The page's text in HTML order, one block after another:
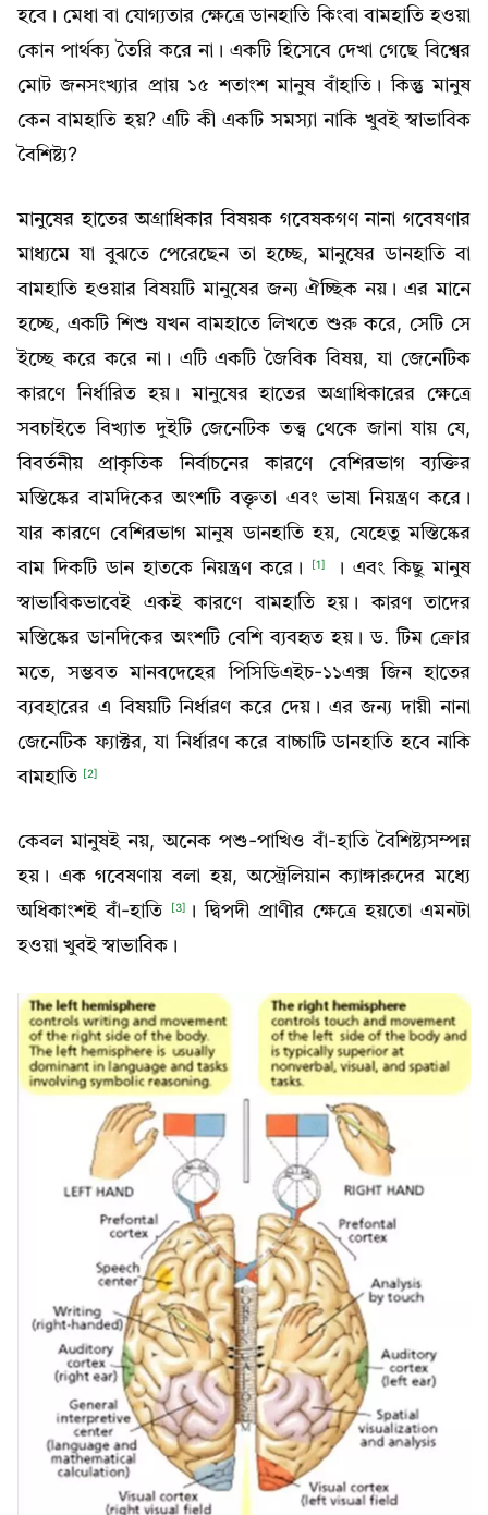
হবে। মেধা বা যোগ্যতার ক্ষেত্রে ডানহাতি কিংবা বামহাতি হওয়া
কোন পার্থক্য তৈরি করে না। একটি হিসেবে দেখা গেছে বিশ্বের
মোট জনসংখ্যার প্রায় ১৫ শতাংশ মানুষ বাঁহাতি। কিন্তু মানুষ
কেন বামহাতি হয়? এটি কী একটি সমস্যা নাকি খুবই স্বাভাবিক
বৈশিষ্ট্য?
মানুষের হাতের অগ্রাধিকার বিষয়ক গবেষকগণ নানা গবেষণার
মাধ্যমে যা বুঝতে পেরেছেন তা হচ্ছে, মানুষের ডানহাতি বা
বামহাতি হওয়ার বিষয়টি মানুষের জন্য ঐচ্ছিক নয়। এর মানে
হচ্ছে, একটি শিশু যখন বামহাতে লিখতে শুরু করে, সেটি সে
ইচ্ছে করে করে না। এটি একটি জৈবিক বিষয়, যা জেনেটিক
কারণে নির্ধারিত হয়। মানুষের হাতের অগ্রাধিকারের ক্ষেত্রে
সবচাইতে বিখ্যাত দুইটি জেনেটিক তত্ত্ব থেকে জানা যায় যে,
বিবর্তনীয় প্রাকৃতিক নির্বাচনের কারণে বেশিরভাগ ব্যক্তির
মস্তিষ্কের বামদিকের অংশটি বক্তৃতা এবং ভাষা নিয়ন্ত্রণ করে।
যার কারণে বেশিরভাগ মানুষ ডানহাতি হয়, যেহেতু মস্তিষ্কের
বাম দিকটি ডান হাতকে নিয়ন্ত্রণ করে।
[1]
। এবং কিছু মানুষ
স্বাভাবিকভাবেই একই কারণে বামহাতি হয়। কারণ তাদের
মস্তিষ্কের ডানদিকের অংশটি বেশি ব্যবহৃত হয়। ড. টিম ক্রোর
মতে, সম্ভবত মানবদেহের পিসিডিএইচ-১১এক্স জিন হাতের
ব্যবহারের এ বিষয়টি নির্ধারণ করে দেয়। এর জন্য দায়ী নানা
জেনেটিক ফ্যাক্টর, যা নির্ধারণ করে বাচ্চাটি ডানহাতি হবে নাকি
বামহাতি
[2]
কেবল মানুষই নয়, অনেক পশু-পাখিও বাঁ-হাতি বৈশিষ্ট্যসম্পন্ন
হয়। এক গবেষণায় বলা হয়, অস্ট্রেলিয়ান ক্যাঙ্গারুদের মধ্যে
অধিকাংশই বাঁ-হাতি
[3]
। দ্বিপদী প্রাণীর ক্ষেত্রে হয়তো এমনটা
হওয়া খুবই স্বাভাবিক।